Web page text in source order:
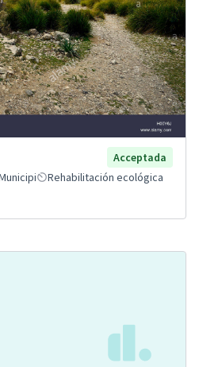
Acceptada
Rehabilitación ecológica